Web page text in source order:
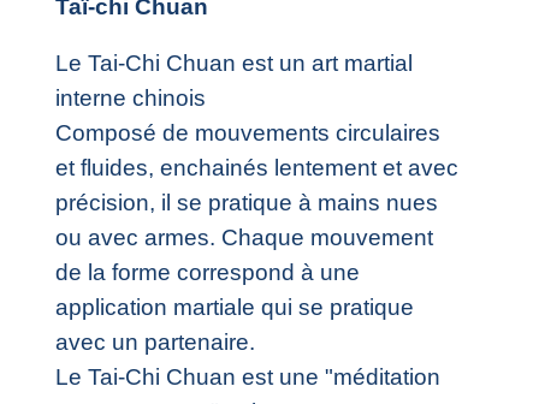
Taï-chi Chuan
Le Tai-Chi Chuan est un art martial
interne chinois
Composé de mouvements circulaires
et fluides, enchainés lentement et avec
précision, il se pratique à mains nues
ou avec armes. Chaque mouvement
de la forme correspond à une
application martiale qui se pratique
avec un partenaire.
Le Tai-Chi Chuan est une "méditation